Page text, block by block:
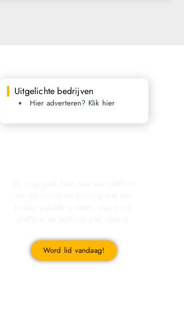
Uitgelichte bedrijven
Hier adverteren? Klik hier
Word lid vandaag!